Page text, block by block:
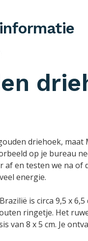
driehoek, maat
op je bureau
af en testen we na of
energie.
is circa 9,5 x
ringetje. Het
van 8 x 5 cm. Je